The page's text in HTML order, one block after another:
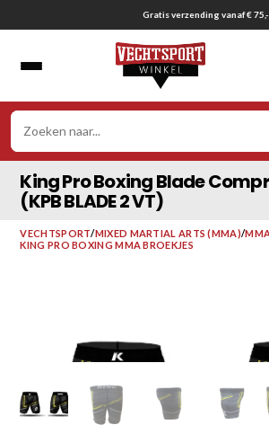
naar
Gratis verzending vanaf € 75,-
King Pro Boxing Blade
(KPB BLADE 2 VT)
VECHTSPORT/MIXED MARTIAL ARTS (MMA)/
KING PRO BOXING MMA BROEKJES